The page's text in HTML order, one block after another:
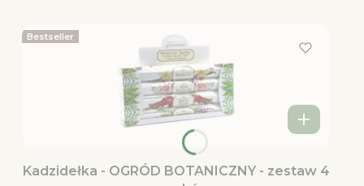
Bestseller
Kadzidełka - OGRÓD BOTANICZNY - zestaw 4